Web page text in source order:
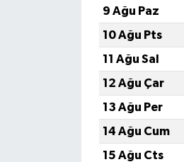
9 Ağu Paz
10 Ağu Pts
11 Ağu Sal
12 Ağu Çar
13 Ağu Per
14 Ağu Cum
15 Ağu Cts
ÇEK GÖNDER
HEDEF2020
OTOMOBİL